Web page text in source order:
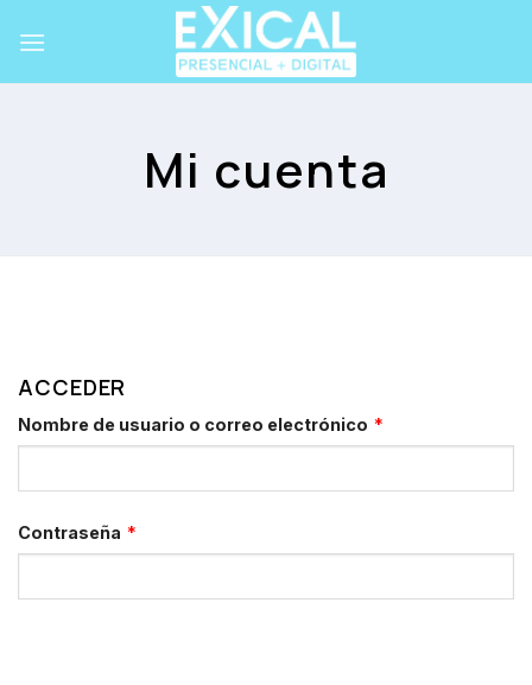
Mi cuenta
ACCEDER
Nombre de usuario o correo electrónico *
Contraseña *